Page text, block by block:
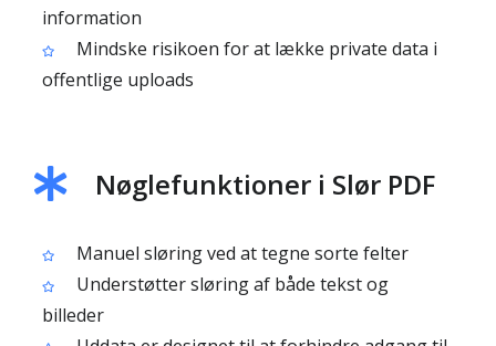
information
Mindske risikoen for at lække private data i
offentlige uploads
Nøglefunktioner i Slør PDF
Manuel sløring ved at tegne sorte felter
Understøtter sløring af både tekst og
billeder